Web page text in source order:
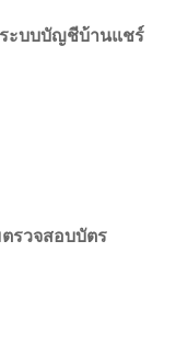
ระบบบัญชีบ้านแชร์
ตรวจสอบบัตร